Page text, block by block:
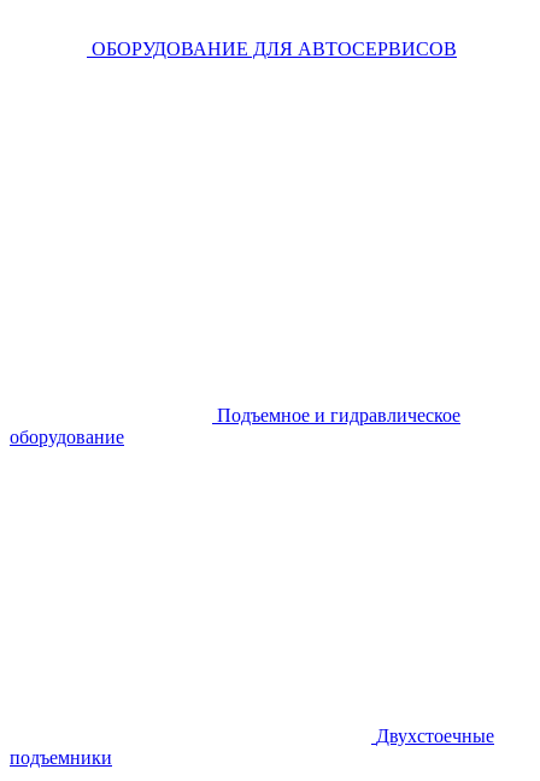
ОБОРУДОВАНИЕ ДЛЯ АВТОСЕРВИСОВ
Подъемное и гидравлическое
оборудование
Двухстоечные
подъемники